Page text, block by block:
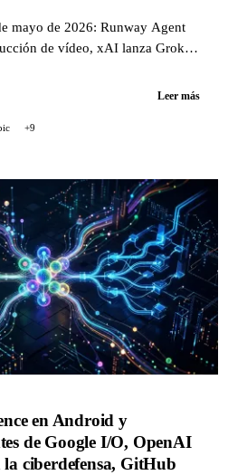
mayo de 2026: Runway Agent
de vídeo, xAI lanza Grok
App en preview técnica, yLeer más
+9
en Android y
de Google I/O, OpenAI
ciberdefensa, GitHub